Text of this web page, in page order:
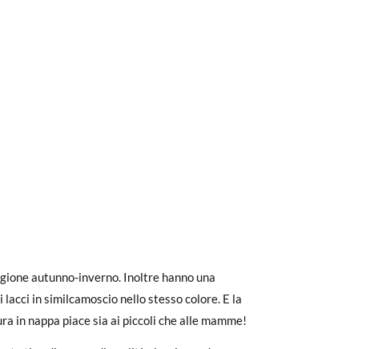
autunno-inverno. Inoltre hanno una
lacci in similcamoscio nello stesso colore. E la
in nappa piace sia ai piccoli che alle mamme!
a 30 €, la spedizione standard costa 3,95
facilmente un reso gratuito.